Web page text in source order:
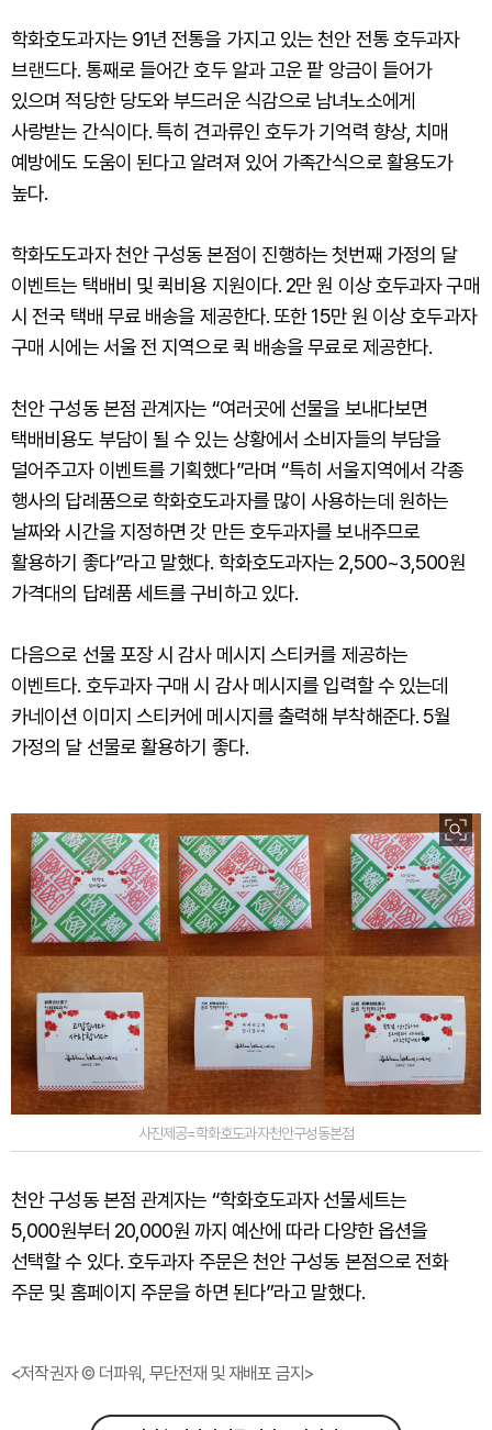
학화호도과자는 91년 전통을 가지고 있는 천안 전통 호두과자
브랜드다. 통째로 들어간 호두 알과 고운 팥 앙금이 들어가
있으며 적당한 당도와 부드러운 식감으로 남녀노소에게
사랑받는 간식이다. 특히 견과류인 호두가 기억력 향상, 치매
예방에도 도움이 된다고 알려져 있어 가족간식으로 활용도가
높다.
학화도도과자 천안 구성동 본점이 진행하는 첫번째 가정의 달
이벤트는 택배비 및 퀵비용 지원이다. 2만 원 이상 호두과자 구매
시 전국 택배 무료 배송을 제공한다. 또한 15만 원 이상 호두과자
구매 시에는 서울 전 지역으로 퀵 배송을 무료로 제공한다.
천안 구성동 본점 관계자는 “여러곳에 선물을 보내다보면
택배비용도 부담이 될 수 있는 상황에서 소비자들의 부담을
덜어주고자 이벤트를 기획했다”라며 “특히 서울지역에서 각종
행사의 답례품으로 학화호도과자를 많이 사용하는데 원하는
날짜와 시간을 지정하면 갓 만든 호두과자를 보내주므로
활용하기 좋다”라고 말했다. 학화호도과자는 2,500~3,500원
가격대의 답례품 세트를 구비하고 있다.
다음으로 선물 포장 시 감사 메시지 스티커를 제공하는
이벤트다. 호두과자 구매 시 감사 메시지를 입력할 수 있는데
카네이션 이미지 스티커에 메시지를 출력해 부착해준다. 5월
가정의 달 선물로 활용하기 좋다.
사진제공=학화호도과자천안구성동본점
천안 구성동 본점 관계자는 “학화호도과자 선물세트는
5,000원부터 20,000원 까지 예산에 따라 다양한 옵션을
선택할 수 있다. 호두과자 주문은 천안 구성동 본점으로 전화
주문 및 홈페이지 주문을 하면 된다”라고 말했다.
<저작권자 © 더파워, 무단전재 및 재배포 금지>